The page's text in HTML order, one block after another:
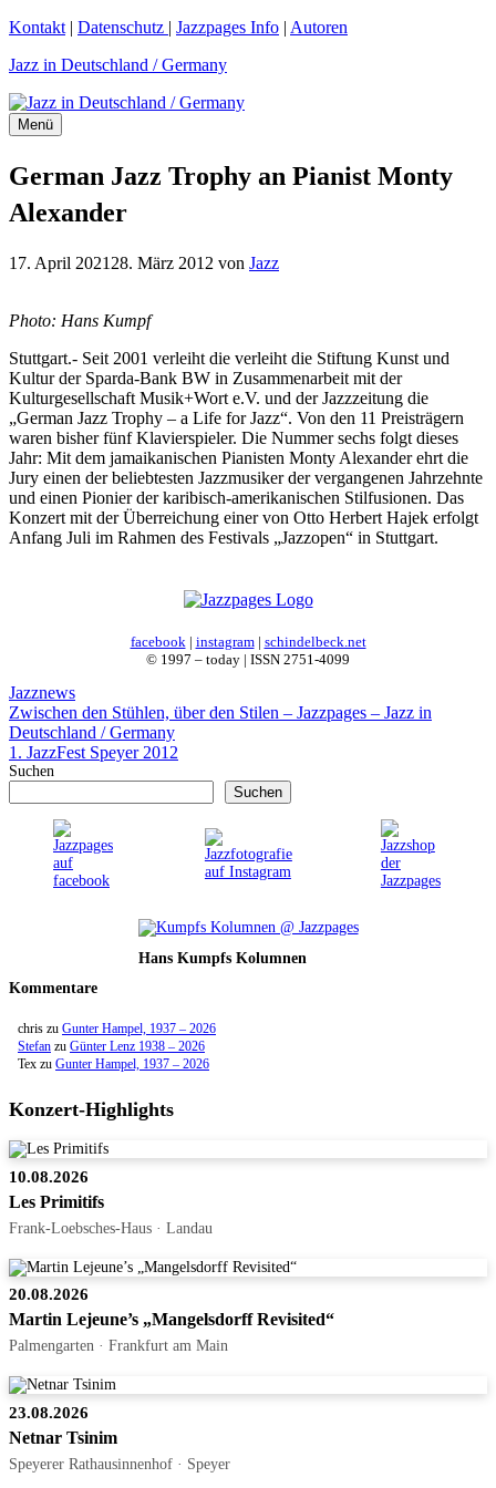
Zum
springen
Kontakt | Datenschutz | Jazzpages Info | Autoren
Jazz in Deutschland / Germany
Menü
German Jazz Trophy an Pianist Monty
Alexander
17. April 2021 28. März 2012 von Jazz
Photo: Hans Kumpf
Stuttgart.- Seit 2001 verleiht die verleiht die Stiftung Kunst und
Kultur der Sparda-Bank BW in Zusammenarbeit mit der
Kulturgesellschaft Musik+Wort e.V. und der Jazzzeitung die
„German Jazz Trophy – a Life for Jazz“. Von den 11 Preisträgern
waren bisher fünf Klavierspieler. Die Nummer sechs folgt dieses
Jahr: Mit dem jamaikanischen Pianisten Monty Alexander ehrt die
Jury einen der beliebtesten Jazzmusiker der vergangenen Jahrzehnte
und einen Pionier der karibisch-amerikanischen Stilfusionen. Das
Konzert mit der Überreichung einer von Otto Herbert Hajek erfolgt
Anfang Juli im Rahmen des Festivals „Jazzopen“ in Stuttgart.
facebook | instagram| schindelbeck.net
© 1997 – today | ISSN 2751-4099
Kategorien
Jazznews
Zwischen den Stühlen, über den Stilen – Jazzpages – Jazz in
Deutschland / Germany
1. JazzFest Speyer 2012
Suchen
Suchen
Hans Kumpfs Kolumnen
Kommentare
chris zu Gunter Hampel, 1937 – 2026
Stefan zu Günter Lenz 1938 – 2026
Tex zu Gunter Hampel, 1937 – 2026
Konzert-Highlights
10.08.2026
Les Primitifs
Frank-Loebsches-Haus · Landau
20.08.2026
Martin Lejeune’s „Mangelsdorff Revisited“
Palmengarten · Frankfurt am Main
23.08.2026
Netnar Tsinim
Speyerer Rathausinnenhof · Speyer